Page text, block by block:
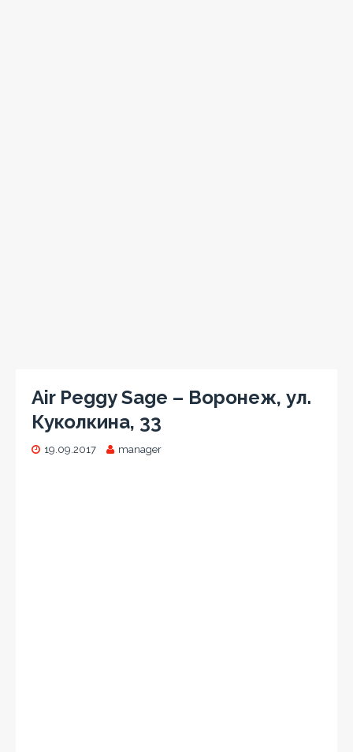
Air Peggy Sage – Воронеж, ул.
Куколкина, 33
19.09.2017 manager